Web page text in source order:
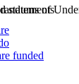
funded
of
statements